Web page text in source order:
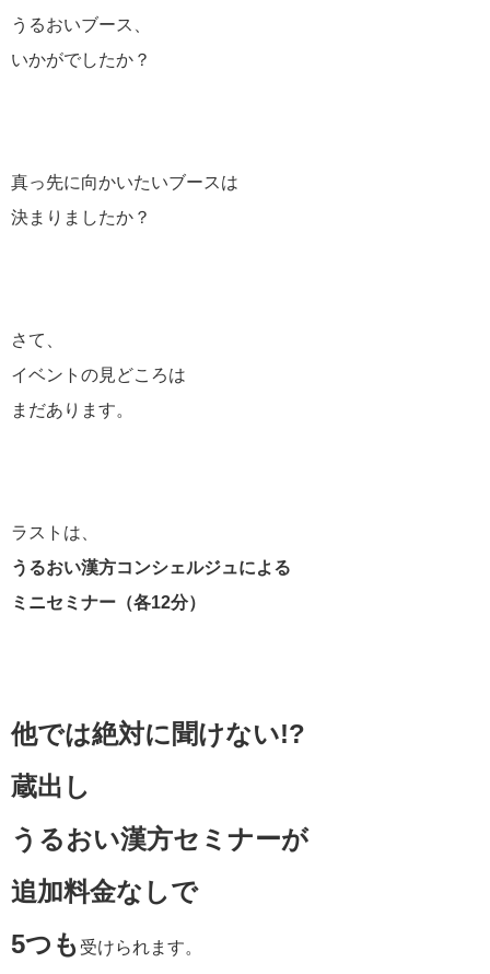
うるおいブース、
いかがでしたか？
真っ先に向かいたいブースは
決まりましたか？
さて、
イベントの見どころは
まだあります。
ラストは、
うるおい漢方コンシェルジュによる
ミニセミナー（各12分）
他では絶対に聞けない!?
蔵出し
うるおい漢方セミナーが
追加料金なしで
5つも 受けられます。